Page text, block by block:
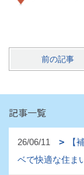
前の記事
記事一覧
26/06/11
【
ベで快適な住ま